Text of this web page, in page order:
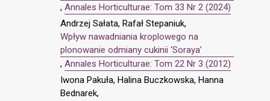
, Annales Horticulturae: Tom 33 Nr 2 (2024)
Andrzej Sałata, Rafał Stepaniuk,
Wpływ nawadniania kroplowego na
plonowanie odmiany cukinii ‘Soraya’
, Annales Horticulturae: Tom 22 Nr 3 (2012)
Iwona Pakuła, Halina Buczkowska, Hanna
Bednarek,